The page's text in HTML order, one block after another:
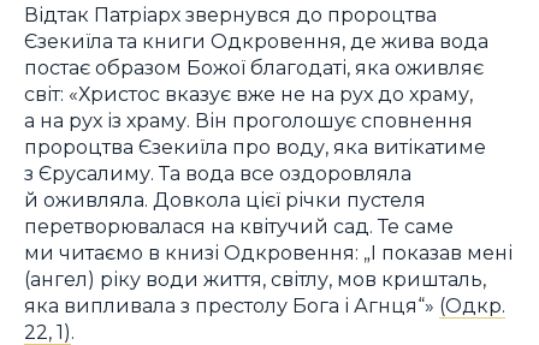
Відтак Патріарх звернувся до пророцтва
Єзекиїла та книги Одкровення, де жива вода
постає образом Божої благодаті, яка оживляє
світ: «Христос вказує вже не на рух до храму,
а на рух із храму. Він проголошує сповнення
пророцтва Єзекиїла про воду, яка витікатиме
з Єрусалиму. Та вода все оздоровляла
й оживляла. Довкола цієї річки пустеля
перетворювалася на квітучий сад. Те саме
ми читаємо в книзі Одкровення: „І показав мені
(ангел) ріку води життя, світлу, мов кришталь,
яка випливала з престолу Бога і Агнця“» (Одкр.
22, 1).